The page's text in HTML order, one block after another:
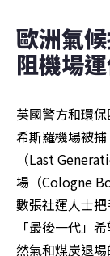
歐洲氣
阻機場
英國警方和環
希斯羅機場被捕
（Last
場（Cologne
數張社運人士
「最後一代」
然氣和煤炭退